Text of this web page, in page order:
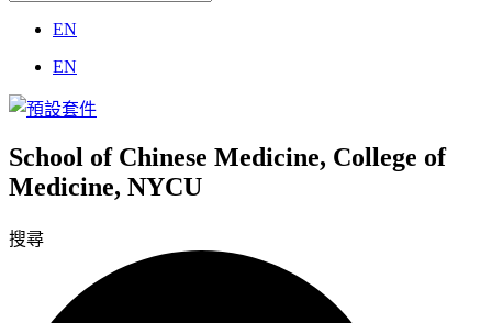
EN
EN
School of Chinese Medicine, College of
Medicine, NYCU
搜尋